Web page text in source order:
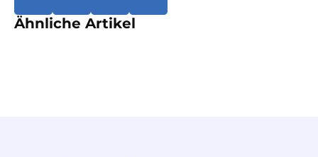
Ähnliche Artikel